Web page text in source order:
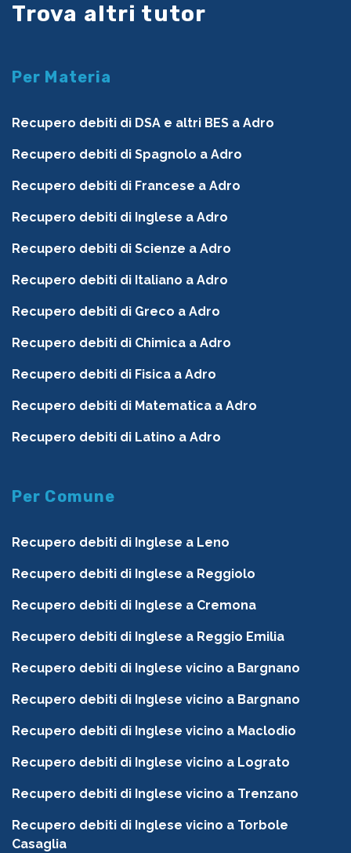
Trova altri tutor
Per Materia
Recupero debiti di DSA e altri BES a Adro
Recupero debiti di Spagnolo a Adro
Recupero debiti di Francese a Adro
Recupero debiti di Inglese a Adro
Recupero debiti di Scienze a Adro
Recupero debiti di Italiano a Adro
Recupero debiti di Greco a Adro
Recupero debiti di Chimica a Adro
Recupero debiti di Fisica a Adro
Recupero debiti di Matematica a Adro
Recupero debiti di Latino a Adro
Per Comune
Recupero debiti di Inglese a Leno
Recupero debiti di Inglese a Reggiolo
Recupero debiti di Inglese a Cremona
Recupero debiti di Inglese a Reggio Emilia
Recupero debiti di Inglese vicino a Bargnano
Recupero debiti di Inglese vicino a Bargnano
Recupero debiti di Inglese vicino a Maclodio
Recupero debiti di Inglese vicino a Lograto
Recupero debiti di Inglese vicino a Trenzano
Recupero debiti di Inglese vicino a Torbole
Casaglia